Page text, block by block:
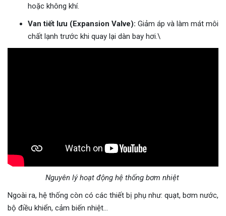
hoặc không khí.
Van tiết lưu (Expansion Valve): Giảm áp và làm mát môi
chất lạnh trước khi quay lại dàn bay hơi.\
Nguyên lý hoạt động hệ thống bơm nhiệt
Ngoài ra, hệ thống còn có các thiết bị phụ như: quạt, bơm nước,
bộ điều khiển, cảm biến nhiệt…